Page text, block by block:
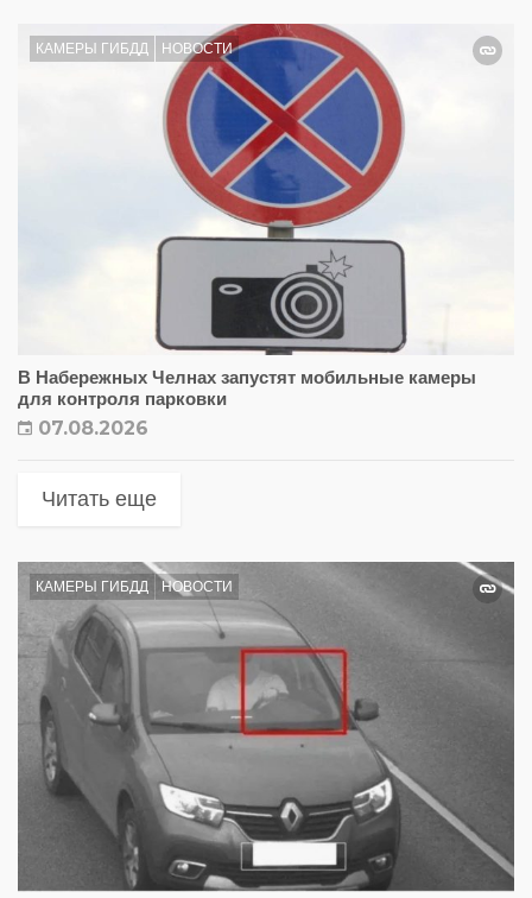
КАМЕРЫ ГИБДД НОВОСТИ
В Набережных Челнах запустят мобильные камеры
для контроля парковки
07.08.2026
Читать еще
КАМЕРЫ ГИБДД НОВОСТИ